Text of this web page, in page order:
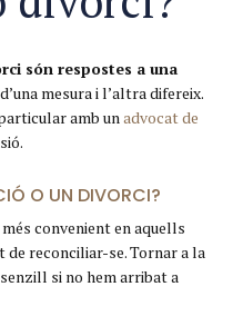
són respostes a una
mesura i l’altra difereix.
amb unadvocat de
O UN DIVORCI?
convenient en aquells
reconciliar-se. Tornar a la
si no hem arribat a